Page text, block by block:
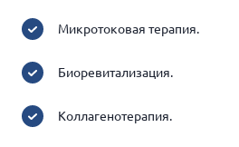
Микротоковая терапия.
Биоревитализация.
Коллагенотерапия.